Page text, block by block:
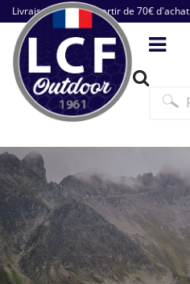
Livraison offerte à partir de 70€ d'achat